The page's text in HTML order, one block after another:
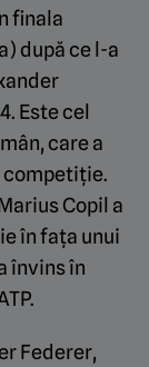
finala
după ce l-a
Este cel
care a
competiție.
Copil a
în fața unui
învins în
Federer,